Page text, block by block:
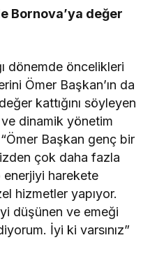
Bornova’ya değer
dönemde öncelikleri
Ömer Başkan’ın da
kattığını söyleyen
ve dinamik yönetim
Başkan genç bir
çok daha fazla
harekete
hizmetler yapıyor.
düşünen ve emeği
İyi ki varsınız”